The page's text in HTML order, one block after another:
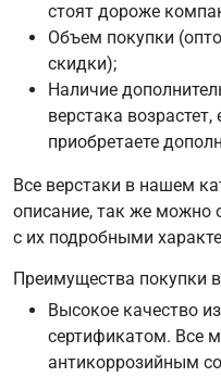
стоят дороже
Объем покупки
скидки);
Наличие
верстака
приобретаете
Все верстаки в нашем
описание, так же можно
с их подробными
Преимущества покупки
Высокое качество
сертификатом. Все
антикоррозийным